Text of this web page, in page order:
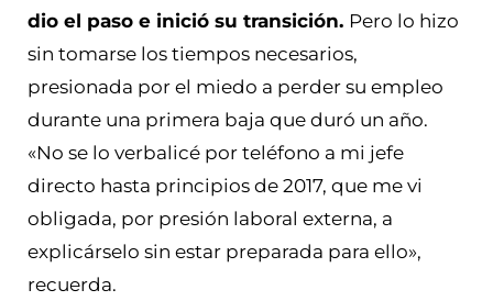
dio el paso e inició su transición. Pero lo hizo
sin tomarse los tiempos necesarios,
presionada por el miedo a perder su empleo
durante una primera baja que duró un año.
«No se lo verbalicé por teléfono a mi jefe
directo hasta principios de 2017, que me vi
obligada, por presión laboral externa, a
explicárselo sin estar preparada para ello»,
recuerda.